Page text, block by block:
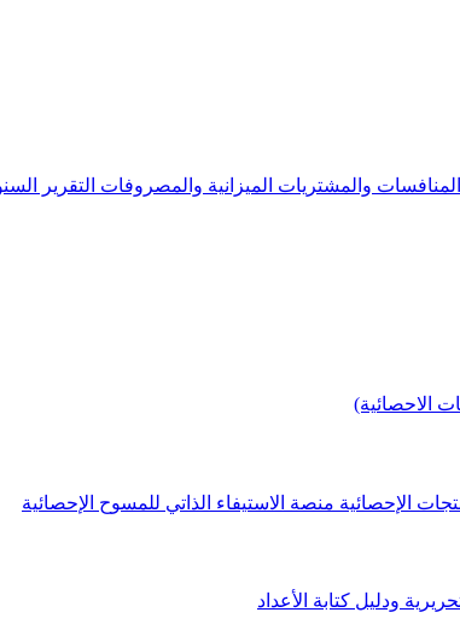
المنافسات والمشتريات الميزانية والمصروفات التقرير
الاحصائية)
الإحصائية منصة الاستيفاء الذاتي للمسوح الإحصائية
ودليل كتابة الأعداد